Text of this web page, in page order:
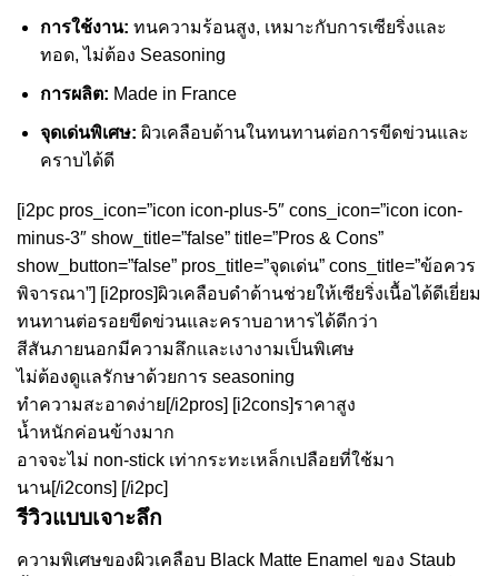
การใช้งาน: ทนความร้อนสูง, เหมาะกับการเซียริ่งและ
ทอด, ไม่ต้อง Seasoning
การผลิต: Made in France
จุดเด่นพิเศษ: ผิวเคลือบด้านในทนทานต่อการขีดข่วนและ
คราบได้ดี
[i2pc pros_icon=”icon icon-plus-5″ cons_icon=”icon icon-
minus-3″ show_title=”false” title=”Pros & Cons”
show_button=”false” pros_title=”จุดเด่น” cons_title=”ข้อควร
พิจารณา”] [i2pros]ผิวเคลือบดำด้านช่วยให้เซียริ่งเนื้อได้ดีเยี่ยม
ทนทานต่อรอยขีดข่วนและคราบอาหารได้ดีกว่า
สีสันภายนอกมีความลึกและเงางามเป็นพิเศษ
ไม่ต้องดูแลรักษาด้วยการ seasoning
ทำความสะอาดง่าย[/i2pros] [i2cons]ราคาสูง
น้ำหนักค่อนข้างมาก
อาจจะไม่ non-stick เท่ากระทะเหล็กเปลือยที่ใช้มา
นาน[/i2cons] [/i2pc]
รีวิวแบบเจาะลึก
ความพิเศษของผิวเคลือบ Black Matte Enamel ของ Staub